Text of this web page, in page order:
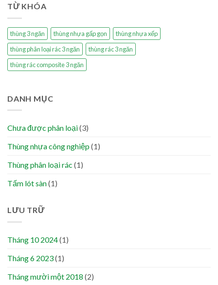
TỪ KHÓA
thùng 3 ngăn thùng nhựa gấp gọn
thùng nhựa xếp
thùng phân loại rác 3 ngăn
thùng rác 3 ngăn
thùng rác composite 3 ngăn
DANH MỤC
Chưa được phân loại(3)
Thùng nhựa công nghiệp(1)
Thùng phân loại rác (1)
Tấm lót sàn(1)
LƯU TRỮ
Tháng 10 2024(1)
Tháng 6 2023(1)
Tháng mười một 2018 (2)